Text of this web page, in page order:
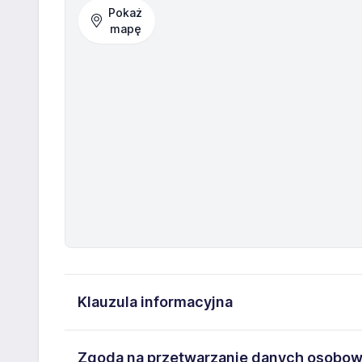
Pokaż
mapę
Klauzula informacyjna
Zgoda na przetwarzanie danych